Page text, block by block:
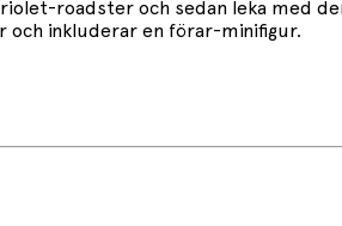
roadster och sedan leka med
och inkluderar en förar-minifigur.